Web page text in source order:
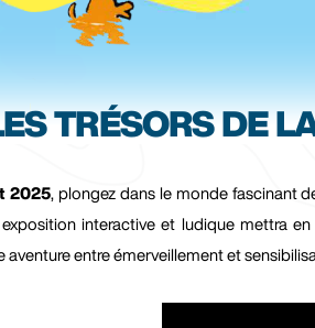
TRÉSORS DE
2025, plongez dans le monde fascinant
interactive et ludique mettra
aventure entre émerveillement et